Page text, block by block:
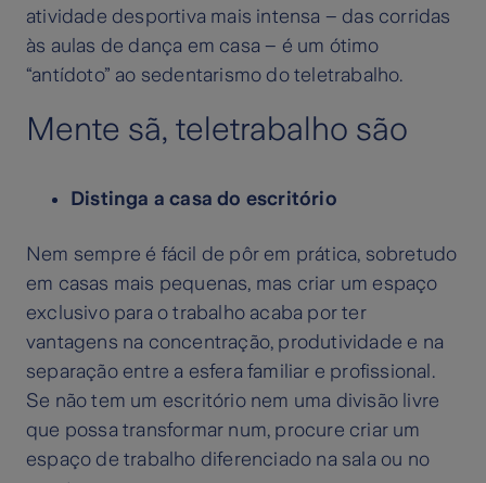
atividade desportiva mais intensa – das corridas
às aulas de dança em casa – é um ótimo
“antídoto” ao sedentarismo do teletrabalho.
Mente sã, teletrabalho são
Distinga a casa do escritório
Nem sempre é fácil de pôr em prática, sobretudo
em casas mais pequenas, mas criar um espaço
exclusivo para o trabalho acaba por ter
vantagens na concentração, produtividade e na
separação entre a esfera familiar e profissional.
Se não tem um escritório nem uma divisão livre
que possa transformar num, procure criar um
espaço de trabalho diferenciado na sala ou no